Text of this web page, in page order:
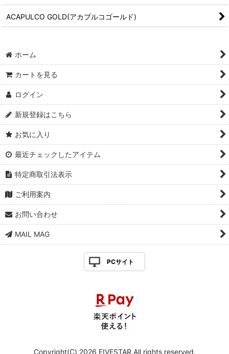
ACAPULCO GOLD(アカプルコゴールド)
ホーム
カートを見る
ログイン
新規登録はこちら
お気に入り
最近チェックしたアイテム
特定商取引法表示
ご利用案内
お問い合わせ
MAIL MAG
PCサイト
Copyright(C) 2026 FIVESTAR All rights reserved.